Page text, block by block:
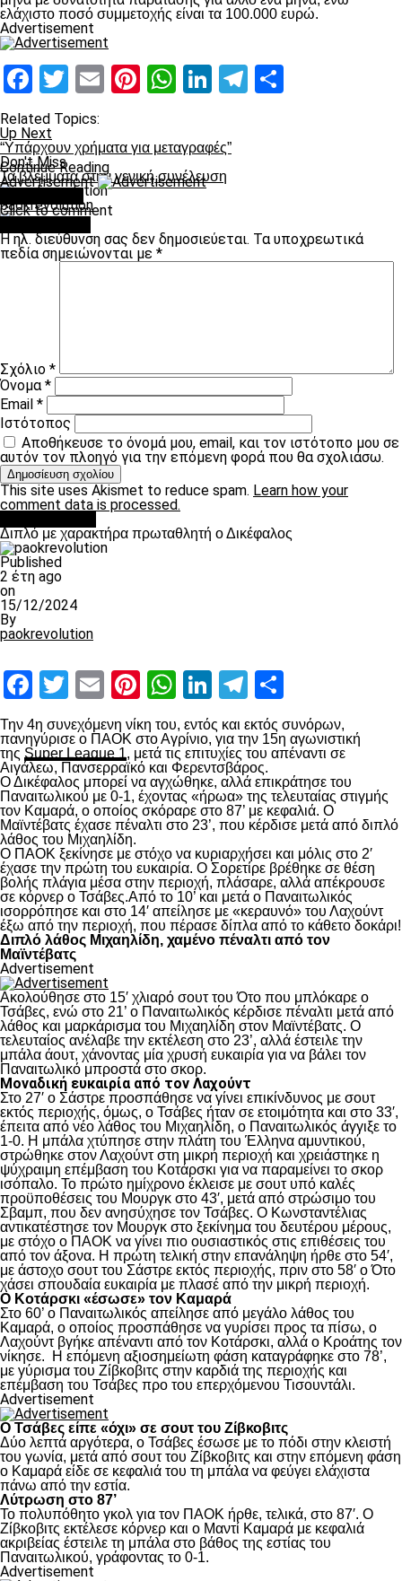
ελάχιστο ποσό συμμετοχής είναι τα 100.000 ευρώ.
Advertisement
Facebook
Twitter
EmailPinterest
WhatsApp
LinkedIn
Telegram
Related Topics:
Up Next
“Υπάρχουν χρήματα για μεταγραφές”
Don't Miss
Τα βλέμματα στην γενική συνέλευση
paokrevolution
Continue Reading
Advertisement
Click to comment
Η ηλ. διεύθυνση σας δεν δημοσιεύεται. Τα υποχρεωτικά
πεδία σημειώνονται με *
Σχόλιο *
Όνομα*
Email *
Ιστότοπος
Αποθήκευσε το όνομά μου, email, και τον ιστότοπο μου σε
αυτόν τον πλοηγό για την επόμενη φορά που θα σχολιάσω.
This site uses Akismet to reduce spam. Learn how your
comment data is processed.
Διπλό με χαρακτήρα πρωταθλητή ο Δικέφαλος
Published
2 έτη ago
on
15/12/2024
By
paokrevolution
Facebook
Twitter
EmailPinterest
WhatsApp
LinkedIn
Telegram
Την 4η συνεχόμενη νίκη του, εντός και εκτός συνόρων,
πανηγύρισε ο ΠΑΟΚ στο Αγρίνιο, για την 15η αγωνιστική
της Super League 1, μετά τις επιτυχίες του απέναντι σε
Αιγάλεω, Πανσερραϊκό και Φερεντσβάρος.
Ο Δικέφαλος μπορεί να αγχώθηκε, αλλά επικράτησε του
Παναιτωλικού με 0-1, έχοντας «ήρωα» της τελευταίας στιγμής
τον Καμαρά, ο οποίος σκόραρε στο 87’ με κεφαλιά. Ο
Μαϊντέβατς έχασε πέναλτι στο 23’, που κέρδισε μετά από διπλό
λάθος του Μιχαηλίδη.
Ο ΠΑΟΚ ξεκίνησε με στόχο να κυριαρχήσει και μόλις στο 2′
έχασε την πρώτη του ευκαιρία. Ο Σορετίρε βρέθηκε σε θέση
βολής πλάγια μέσα στην περιοχή, πλάσαρε, αλλά απέκρουσε
σε κόρνερ ο Τσάβες.Από το 10’ και μετά ο Παναιτωλικός
ισορρόπησε και στο 14′ απείλησε με «κεραυνό» του Λαχούντ
έξω από την περιοχή, που πέρασε δίπλα από το κάθετο δοκάρι!
Διπλό λάθος Μιχαηλίδη, χαμένο πέναλτι από τον
Μαϊντέβατς
Advertisement
Ακολούθησε στο 15′ χλιαρό σουτ του Ότο που μπλόκαρε ο
Τσάβες, ενώ στο 21’ ο Παναιτωλικός κέρδισε πέναλτι μετά από
λάθος και μαρκάρισμα του Μιχαηλίδη στον Μαϊντέβατς. Ο
τελευταίος ανέλαβε την εκτέλεση στο 23’, αλλά έστειλε την
μπάλα άουτ, χάνοντας μία χρυσή ευκαιρία για να βάλει τον
Παναιτωλικό μπροστά στο σκορ.
Μοναδική ευκαιρία από τον Λαχούντ
Στο 27′ ο Σάστρε προσπάθησε να γίνει επικίνδυνος με σουτ
εκτός περιοχής, όμως, ο Τσάβες ήταν σε ετοιμότητα και στο 33′,
έπειτα από νέο λάθος του Μιχαηλίδη, ο Παναιτωλικός άγγιξε το
1-0. Η μπάλα χτύπησε στην πλάτη του Έλληνα αμυντικού,
στρώθηκε στον Λαχούντ στη μικρή περιοχή και χρειάστηκε η
ψύχραιμη επέμβαση του Κοτάρσκι για να παραμείνει το σκορ
ισόπαλο. Το πρώτο ημίχρονο έκλεισε με σουτ υπό καλές
προϋποθέσεις του Μουργκ στο 43′, μετά από στρώσιμο του
Σβαμπ, που δεν ανησύχησε τον Τσάβες. Ο Κωνσταντέλιας
αντικατέστησε τον Μουργκ στο ξεκίνημα του δευτέρου μέρους,
με στόχο ο ΠΑΟΚ να γίνει πιο ουσιαστικός στις επιθέσεις του
από τον άξονα. Η πρώτη τελική στην επανάληψη ήρθε στο 54′,
με άστοχο σουτ του Σάστρε εκτός περιοχής, πριν στο 58′ ο Ότο
χάσει σπουδαία ευκαιρία με πλασέ από την μικρή περιοχή.
Ο Κοτάρσκι «έσωσε» τον Καμαρά
Στο 60’ ο Παναιτωλικός απείλησε από μεγάλο λάθος του
Καμαρά, ο οποίος προσπάθησε να γυρίσει προς τα πίσω, ο
Λαχούντ βγήκε απέναντι από τον Κοτάρσκι, αλλά ο Κροάτης τον
νίκησε. Η επόμενη αξιοσημείωτη φάση καταγράφηκε στο 78’,
με γύρισμα του Ζίβκοβιτς στην καρδιά της περιοχής και
επέμβαση του Τσάβες προ του επερχόμενου Τισουντάλι.
Advertisement
Ο Τσάβες είπε «όχι» σε σουτ του Ζίβκοβιτς
Δύο λεπτά αργότερα, ο Τσάβες έσωσε με το πόδι στην κλειστή
του γωνία, μετά από σουτ του Ζίβκοβιτς και στην επόμενη φάση
ο Καμαρά είδε σε κεφαλιά του τη μπάλα να φεύγει ελάχιστα
πάνω από την εστία.
Λύτρωση στο 87’
Το πολυπόθητο γκολ για τον ΠΑΟΚ ήρθε, τελικά, στο 87′. Ο
Ζίβκοβιτς εκτέλεσε κόρνερ και ο Μαντί Καμαρά με κεφαλιά
ακριβείας έστειλε τη μπάλα στο βάθος της εστίας του
Παναιτωλικού, γράφοντας το 0-1.
Advertisement